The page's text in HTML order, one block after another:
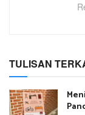
TULISAN